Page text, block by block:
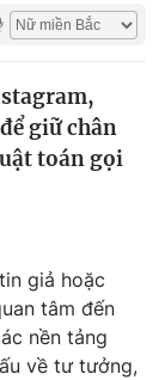
giữ chân
toán gọi
giả hoặc
tâm đến
nền tảng
về tư tưởng,